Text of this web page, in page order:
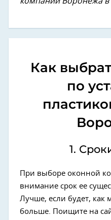
Как
по
1.
При выборе оконной
внимание срок ее
Лучше, если будет, как
больше. Поищите на